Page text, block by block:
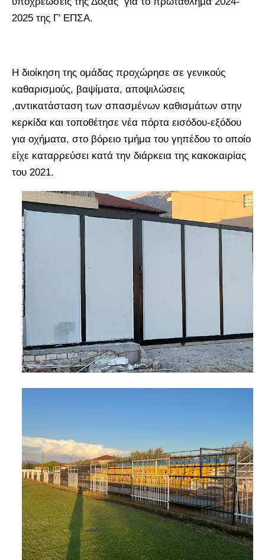
2025 της Γ' ΕΠΣΑ.
Η διοίκηση της ομάδας προχώρησε σε γενικούς
καθαρισμούς, βαψίματα, αποψιλώσεις
,αντικατάσταση των σπασμένων καθισμάτων στην
κερκίδα και τοποθέτησε νέα πόρτα εισόδου-εξόδου
για οχήματα, στο βόρειο τμήμα του γηπέδου το οποίο
είχε καταρρεύσει κατά την διάρκεια της κακοκαιρίας
του 2021.